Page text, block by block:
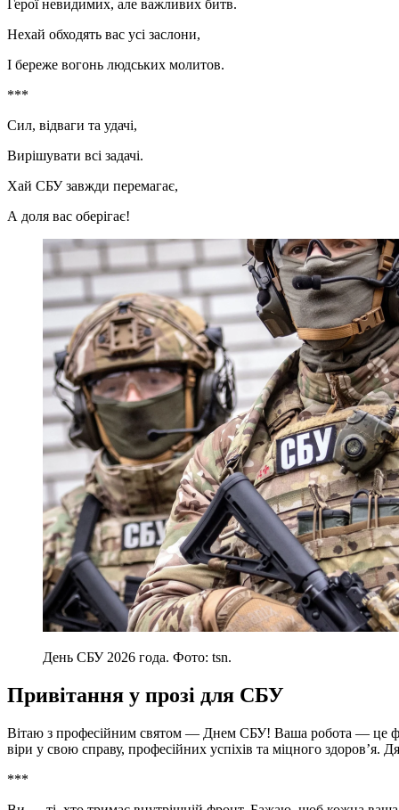
Герої невидимих, але важливих битв.
Нехай обходять вас усі заслони,
І береже вогонь людських молитов.
***
Сил, відваги та удачі,
Вирішувати всі задачі.
Хай СБУ завжди перемагає,
А доля вас оберігає!
День СБУ 2026 года. Фото: tsn.
Привітання у прозі для СБУ
Вітаю з професійним святом — Днем СБУ! Ваша робота — це
віри у свою справу, професійних успіхів та міцного здоров’я.
***